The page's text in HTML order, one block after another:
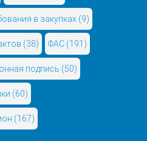
в закупках (9)
(38) ФАС (191)
подпись (50)
(60)
(167)